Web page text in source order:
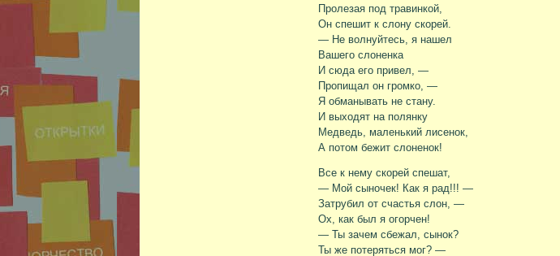
Пролезая под травинкой,
Он спешит к слону скорей.
— Не волнуйтесь, я нашел
Вашего слоненка
И сюда его привел, —
Пропищал он громко, —
Я обманывать не стану.
И выходят на полянку
Медведь, маленький лисенок,
А потом бежит слоненок!
Все к нему скорей спешат,
— Мой сыночек! Как я рад!!! —
Затрубил от счастья слон, —
Ох, как был я огорчен!
— Ты зачем сбежал, сынок?
Ты же потеряться мог? —